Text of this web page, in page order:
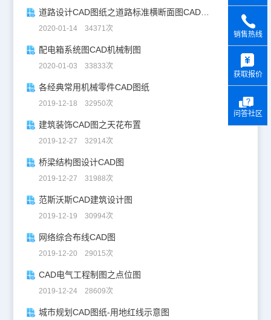
道路设计CAD图纸之道路标准横断面图CAD图纸
2020-01-14 34371次
配电箱系统图CAD机械制图
2020-01-03 33833次
各经典常用机械零件CAD图纸
2019-12-18 32950次
建筑装饰CAD图之天花布置
2019-12-27 32914次
桥梁结构图设计CAD图
2019-12-27 31988次
范斯沃斯CAD建筑设计图
2019-12-19 30994次
网络综合布线CAD图
2019-12-20 29015次
CAD电气工程制图之点位图
2019-12-24 28609次
城市规划CAD图纸-用地红线示意图
销售热线
获取报价
问答社区